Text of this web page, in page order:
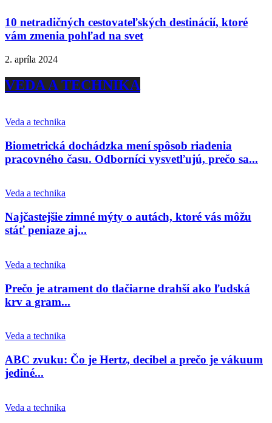
10 netradičných cestovateľských destinácií, ktoré
vám zmenia pohľad na svet
2. apríla 2024
VEDA A TECHNIKA
Veda a technika
Biometrická dochádzka mení spôsob riadenia
pracovného času. Odborníci vysvetľujú, prečo sa...
Veda a technika
Najčastejšie zimné mýty o autách, ktoré vás môžu
stáť peniaze aj...
Veda a technika
Prečo je atrament do tlačiarne drahší ako ľudská
krv a gram...
Veda a technika
ABC zvuku: Čo je Hertz, decibel a prečo je vákuum
jediné...
Veda a technika